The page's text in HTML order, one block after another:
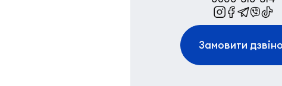
Замовити